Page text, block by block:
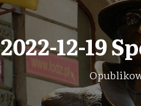
2022-12-19